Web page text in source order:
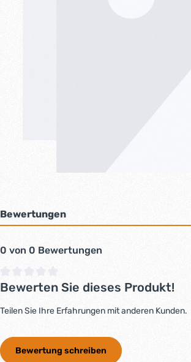
Bewertungen
0 von 0 Bewertungen
Durchschnittliche Bewertung von 0 von 5 Sternen
Bewerten Sie dieses Produkt!
Teilen Sie Ihre Erfahrungen mit anderen Kunden.
Bewertung schreiben